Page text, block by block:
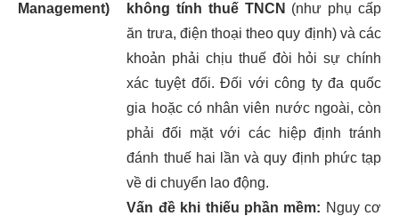
Management)
không tính thuế TNCN (như phụ cấp
ăn trưa, điện thoại theo quy định) và các
khoản phải chịu thuế đòi hỏi sự chính
xác tuyệt đối. Đối với công ty đa quốc
gia hoặc có nhân viên nước ngoài, còn
phải đối mặt với các hiệp định tránh
đánh thuế hai lần và quy định phức tạp
về di chuyển lao động.
Vấn đề khi thiếu phần mềm: Nguy cơ